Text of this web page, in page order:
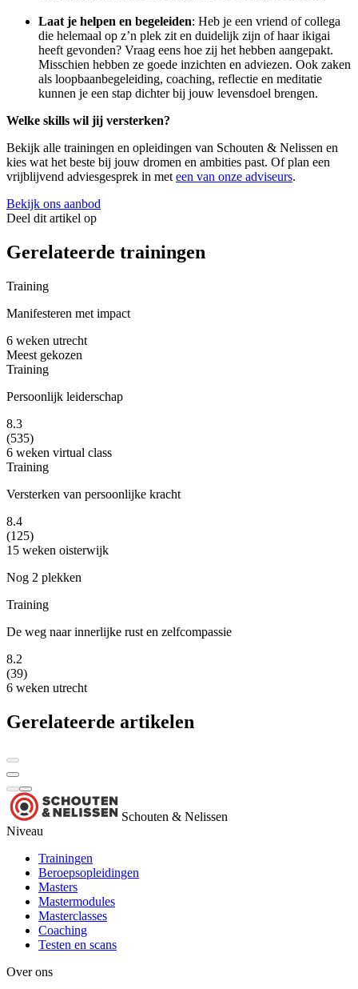
Laat je helpen en begeleiden: Heb je een vriend of collega
die helemaal op z’n plek zit en duidelijk zijn of haar ikigai
heeft gevonden? Vraag eens hoe zij het hebben aangepakt.
Misschien hebben ze goede inzichten en adviezen. Ook zaken
als loopbaanbegeleiding, coaching, reflectie en meditatie
kunnen je een stap dichter bij jouw levensdoel brengen.
Welke skills wil jij versterken?
Bekijk alle trainingen en opleidingen van Schouten & Nelissen en
kies wat het beste bij jouw dromen en ambities past. Of plan een
vrijblijvend adviesgesprek in met een van onze adviseurs.
Bekijk ons aanbod
Deel dit artikel op
Gerelateerde trainingen
Training
Manifesteren met impact
6 weken utrecht
Meest gekozen
Training
Persoonlijk leiderschap
8.3
(535)
6 weken virtual class
Training
Versterken van persoonlijke kracht
8.4
(125)
15 weken oisterwijk
Nog 2 plekken
Training
De weg naar innerlijke rust en zelfcompassie
8.2
(39)
6 weken utrecht
Gerelateerde artikelen
Schouten & Nelissen
Niveau
Trainingen
Beroepsopleidingen
Masters
Mastermodules
Masterclasses
Coaching
Testen en scans
Over ons